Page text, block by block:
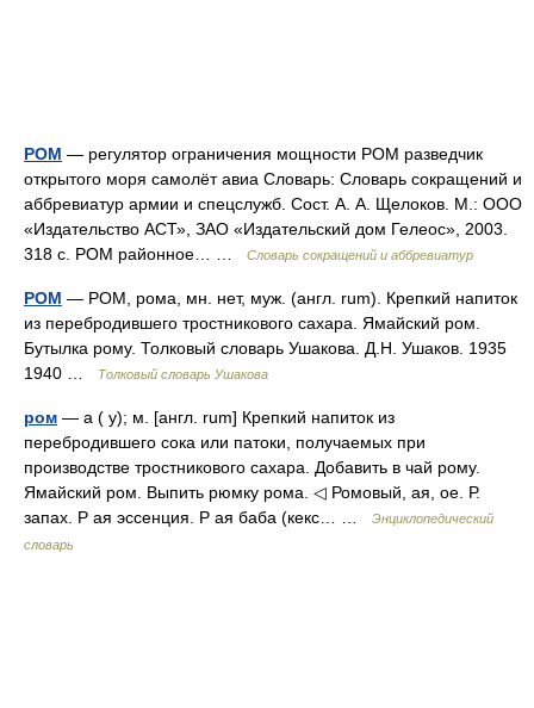
РОМ — регулятор ограничения мощности РОМ разведчик
открытого моря самолёт авиа Словарь: Словарь сокращений и
аббревиатур армии и спецслужб. Сост. А. А. Щелоков. М.: ООО
«Издательство АСТ», ЗАО «Издательский дом Гелеос», 2003.
318 с. РОМ районное… …
Словарь сокращений и аббревиатур
РОМ — РОМ, рома, мн. нет, муж. (англ. rum). Крепкий напиток
из перебродившего тростникового сахара. Ямайский ром.
Бутылка рому. Толковый словарь Ушакова. Д.Н. Ушаков. 1935
1940 …
Толковый словарь Ушакова
ром — а ( у); м. [англ. rum] Крепкий напиток из
перебродившего сока или патоки, получаемых при
производстве тростникового сахара. Добавить в чай рому.
Ямайский ром. Выпить рюмку рома. ◁ Ромовый, ая, ое. Р.
запах. Р ая эссенция. Р ая баба (кекс… …
Энциклопедический
словарь